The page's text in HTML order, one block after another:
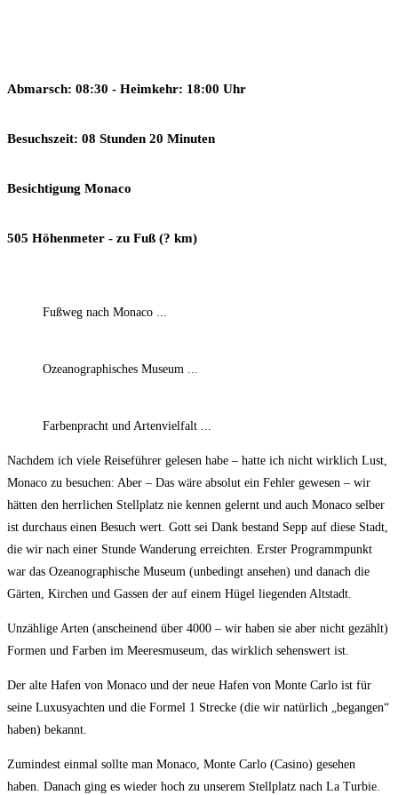
Abmarsch: 08:30 - Heimkehr: 18:00 Uhr
Besuchszeit: 08 Stunden 20 Minuten
Besichtigung Monaco
505 Höhenmeter - zu Fuß (? km)
Fußweg nach Monaco ...
Ozeanographisches Museum ...
Farbenpracht und Artenvielfalt ...
Nachdem ich viele Reiseführer gelesen habe – hatte ich nicht wirklich Lust,
Monaco zu besuchen: Aber – Das wäre absolut ein Fehler gewesen – wir
hätten den herrlichen Stellplatz nie kennen gelernt und auch Monaco selber
ist durchaus einen Besuch wert. Gott sei Dank bestand Sepp auf diese Stadt,
die wir nach einer Stunde Wanderung erreichten. Erster Programmpunkt
war das Ozeanographische Museum (unbedingt ansehen) und danach die
Gärten, Kirchen und Gassen der auf einem Hügel liegenden Altstadt.
Unzählige Arten (anscheinend über 4000 – wir haben sie aber nicht gezählt)
Formen und Farben im Meeresmuseum, das wirklich sehenswert ist.
Der alte Hafen von Monaco und der neue Hafen von Monte Carlo ist für
seine Luxusyachten und die Formel 1 Strecke (die wir natürlich „begangen“
haben) bekannt.
Zumindest einmal sollte man Monaco, Monte Carlo (Casino) gesehen
haben. Danach ging es wieder hoch zu unserem Stellplatz nach La Turbie.